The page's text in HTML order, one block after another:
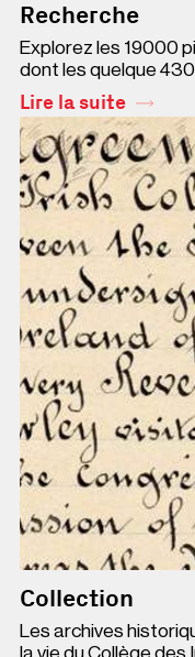
Recherche
Explorez les 19000
dont les quelque
Collection
Les archives